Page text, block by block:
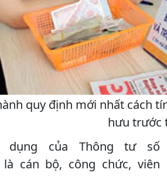
quy định mới nhất cách
hưu trước
của Thông tư số
là cán bộ, công chức, viên